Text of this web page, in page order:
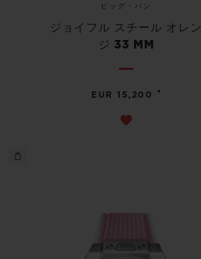
ビッグ・バン
ジョイフル スチール オレン
ジ 33 MM
EUR 15,200 •